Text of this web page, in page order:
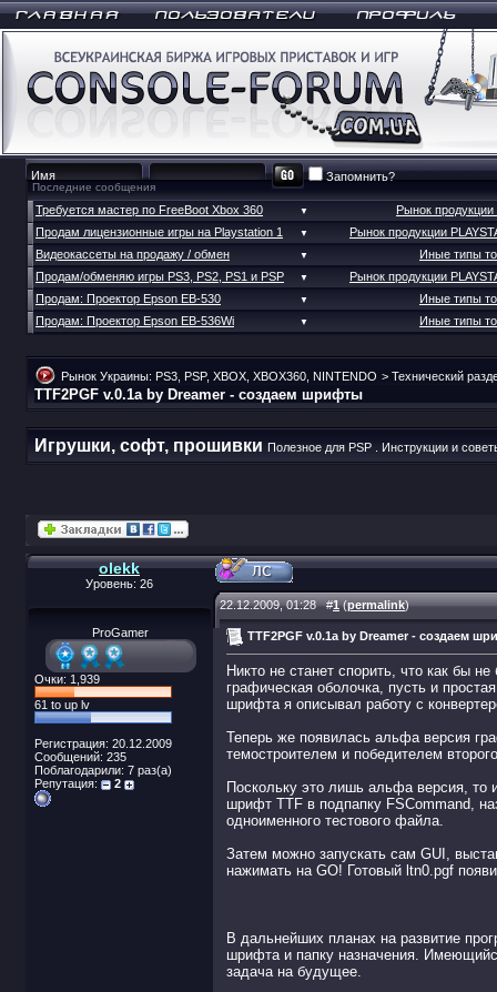
Запомнить?
Последние сообщения
Требуется мастер по FreeBoot Xbox 360 ▼
Рынок продукции
Продам лицензионные игры на Playstation 1
▼
Рынок продукции
Видеокассеты на продажу / обмен
▼
Иные типы
Продам/обменяю игры PS3, PS2, PS1 и PSP
▼
Рынок продукции
Продам: Проектор Epson EB-530
▼
Иные типы
Продам: Проектор Epson EB-536Wi
▼ Иные типы
Рынок Украины: PS3, PSP, XBOX, XBOX360, NINTENDO > Технический
TTF2PGF v.0.1a by Dreamer - создаем шрифты
Игрушки, софт, прошивки Полезное для PSP . Инструкции и
olekk
Уровень: 26
ProGamer
Очки: 1,939
61 to up lv
Регистрация: 20.12.2009
Сообщений: 235
Поблагодарили: 7 раз(а)
Репутация:
2
22.12.2009, 01:28#1(permalink)
TTF2PGF v.0.1a by Dreamer - создаем
Никто не станет спорить, что как бы
графическая оболочка, пусть и
шрифта я описывал работу с
Теперь же появилась альфа версия
темостроителем и победителем
Поскольку это лишь альфа версия, то
шрифт TTF в подпапку FSCommand,
одноименного тестового файла.
Затем можно запускать сам GUI,
нажимать на GO! Готовый ltn0.pgf
В дальнейших планах на развитие
шрифта и папку назначения.
задача на будущее.